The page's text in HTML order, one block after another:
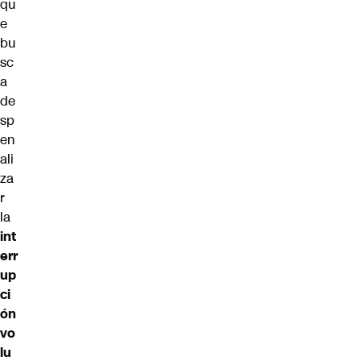
qu
e
bu
sc
a
de
sp
en
ali
za
r
la
int
err
up
ci
ón
vo
lu